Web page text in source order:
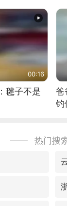
源：新华每
00:16
毽子不是
爸
钓
热门搜